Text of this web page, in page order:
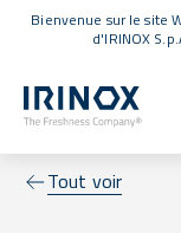
Bienvenue sur le site
d'IRINOX
Tout voir